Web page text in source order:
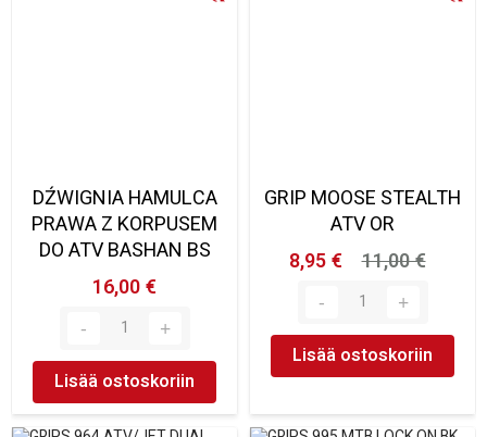
DŹWIGNIA HAMULCA
PRAWA Z KORPUSEM
DO ATV BASHAN BS
16,00 €
Lisää ostoskoriin
GRIP MOOSE STEALTH
ATV OR
8,95 €
11,00 €
Lisää ostoskoriin